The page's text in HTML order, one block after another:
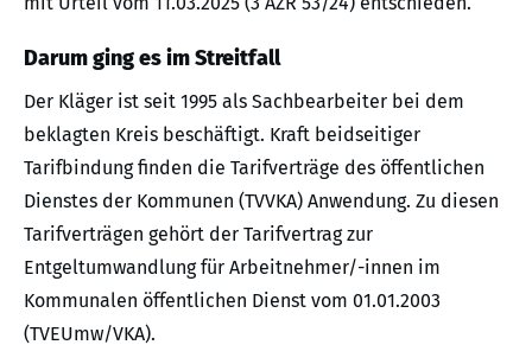
Darum ging es im Streitfall
Der Kläger ist seit 1995 als Sachbearbeiter bei dem
beklagten Kreis beschäftigt. Kraft beidseitiger
Tarifbindung finden die Tarifverträge des öffentlichen
Dienstes der Kommunen (TVVKA) Anwendung. Zu diesen
Tarifverträgen gehört der Tarifvertrag zur
Entgeltumwandlung für Arbeitnehmer/-innen im
Kommunalen öffentlichen Dienst vom 01.01.2003
(TVEUmw/VKA).